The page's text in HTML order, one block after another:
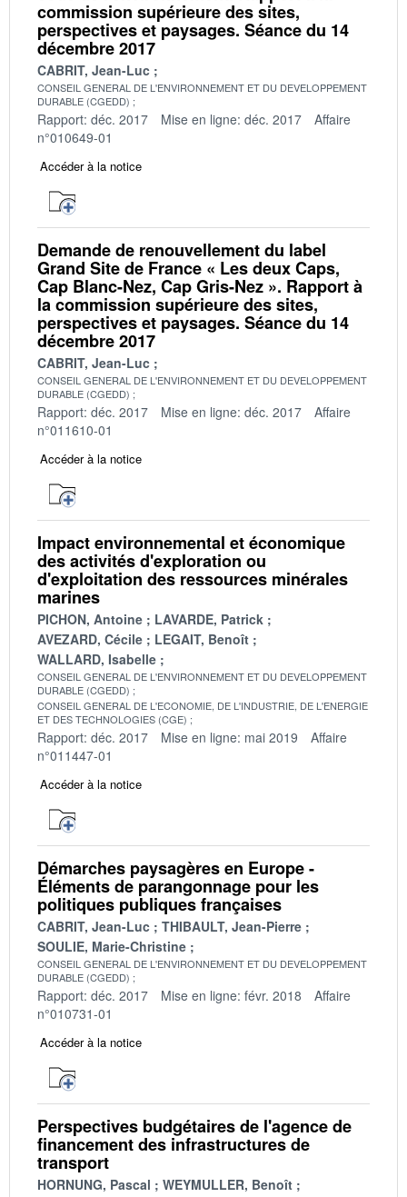
commission supérieure des sites,
perspectives et paysages. Séance du 14
décembre 2017
CABRIT, Jean-Luc
CONSEIL GENERAL DE L'ENVIRONNEMENT ET DU DEVELOPPEMENT
DURABLE (CGEDD)
Rapport: déc. 2017 Mise en ligne: déc. 2017
Affaire
n°010649-01
Accéder à la notice
Demande de renouvellement du label
Grand Site de France « Les deux Caps,
Cap Blanc-Nez, Cap Gris-Nez ». Rapport à
la commission supérieure des sites,
perspectives et paysages. Séance du 14
décembre 2017
CABRIT, Jean-Luc
CONSEIL GENERAL DE L'ENVIRONNEMENT ET DU DEVELOPPEMENT
DURABLE (CGEDD)
Rapport: déc. 2017 Mise en ligne: déc. 2017
Affaire
n°011610-01
Accéder à la notice
Impact environnemental et économique
des activités d'exploration ou
d'exploitation des ressources minérales
marines
PICHON, Antoine
LAVARDE, Patrick
AVEZARD, Cécile
LEGAIT, Benoît
WALLARD, Isabelle
CONSEIL GENERAL DE L'ENVIRONNEMENT ET DU DEVELOPPEMENT
DURABLE (CGEDD)
CONSEIL GENERAL DE L'ECONOMIE, DE L'INDUSTRIE, DE L'ENERGIE
ET DES TECHNOLOGIES (CGE)
Rapport: déc. 2017 Mise en ligne: mai 2019
Affaire
n°011447-01
Accéder à la notice
Démarches paysagères en Europe -
Éléments de parangonnage pour les
politiques publiques françaises
CABRIT, Jean-Luc
THIBAULT, Jean-Pierre
SOULIE, Marie-Christine
CONSEIL GENERAL DE L'ENVIRONNEMENT ET DU DEVELOPPEMENT
DURABLE (CGEDD)
Rapport: déc. 2017 Mise en ligne: févr. 2018
Affaire
n°010731-01
Accéder à la notice
Perspectives budgétaires de l'agence de
financement des infrastructures de
transport
HORNUNG, Pascal
WEYMULLER, Benoît